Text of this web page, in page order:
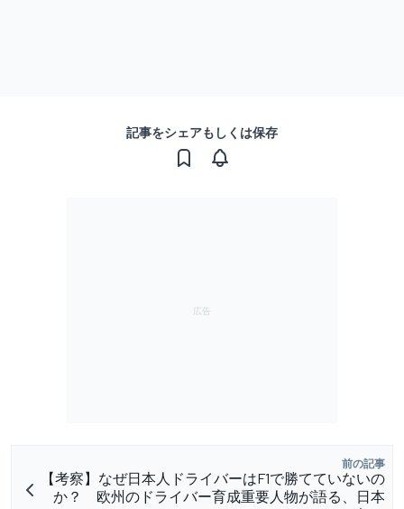
記事をシェアもしくは保存
前の記事
【考察】なぜ日本人ドライバーはF1で勝てていないの
か？ 欧州のドライバー育成重要人物が語る、日本